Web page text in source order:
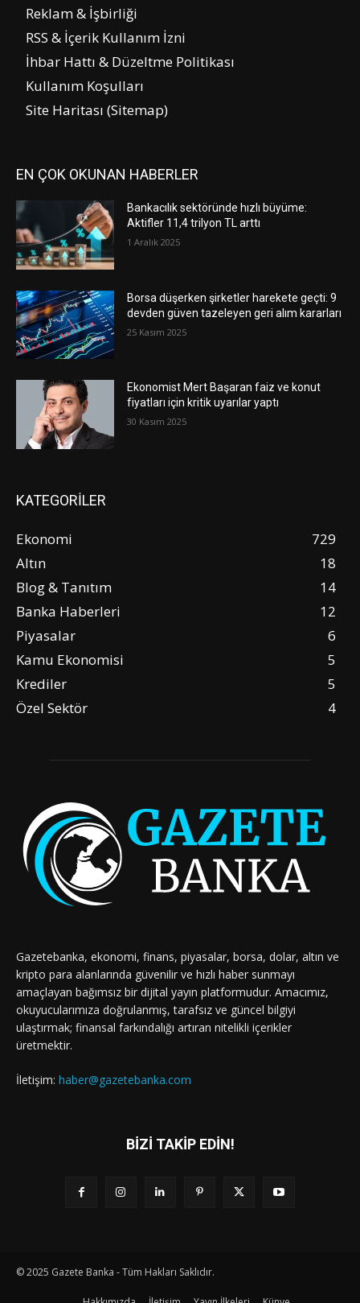
Reklam & İşbirliği
RSS & İçerik Kullanım İzni
İhbar Hattı & Düzeltme Politikası
Kullanım Koşulları
Site Haritası (Sitemap)
EN ÇOK OKUNAN HABERLER
Bankacılık sektöründe hızlı büyüme:
Aktifler 11,4 trilyon TL arttı
1 Aralık 2025
Borsa düşerken şirketler harekete geçti: 9
devden güven tazeleyen geri alım kararları
25 Kasım 2025
Ekonomist Mert Başaran faiz ve konut
fiyatları için kritik uyarılar yaptı
30 Kasım 2025
KATEGORİLER
Ekonomi
729
Altın
18
Blog & Tanıtım
14
Banka Haberleri
12
Piyasalar
6
Kamu Ekonomisi
5
Krediler
5
Özel Sektör
4
Gazetebanka, ekonomi, finans, piyasalar, borsa, dolar, altın ve
kripto para alanlarında güvenilir ve hızlı haber sunmayı
amaçlayan bağımsız bir dijital yayın platformudur. Amacımız,
okuyucularımıza doğrulanmış, tarafsız ve güncel bilgiyi
ulaştırmak; finansal farkındalığı artıran nitelikli içerikler
üretmektir.
İletişim: haber@gazetebanka.com
BİZİ TAKİP EDİN!
© 2025 Gazete Banka - Tüm Hakları Saklıdır.